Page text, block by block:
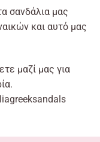
σανδάλια μας
και αυτό μας
μαζί μας για